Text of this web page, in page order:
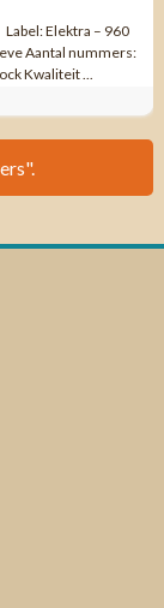
Label: Elektra – 960
Aantal nummers:
Kwaliteit ...